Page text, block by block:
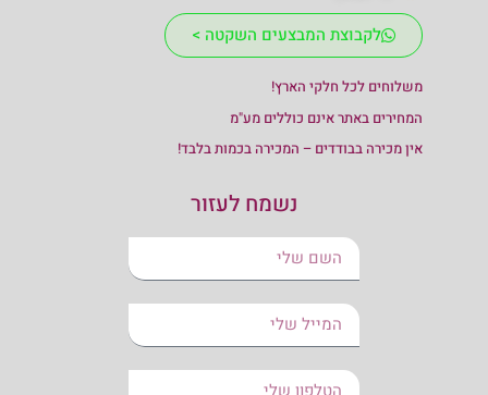
לקבוצת המבצעים השקטה >
משלוחים לכל חלקי הארץ!
המחירים באתר אינם כוללים מע"מ
אין מכירה בבודדים – המכירה בכמות בלבד!
נשמח לעזור